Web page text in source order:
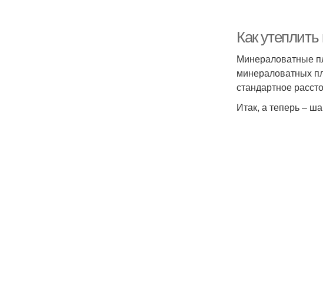
Как
Минераловатные
минераловатных
стандартное
Итак, а теперь –